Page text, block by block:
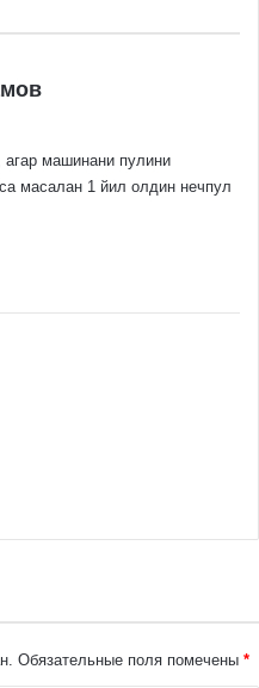
машинани пулини
масалан 1 йил олдин нечпул
Обязательные поля помечены *